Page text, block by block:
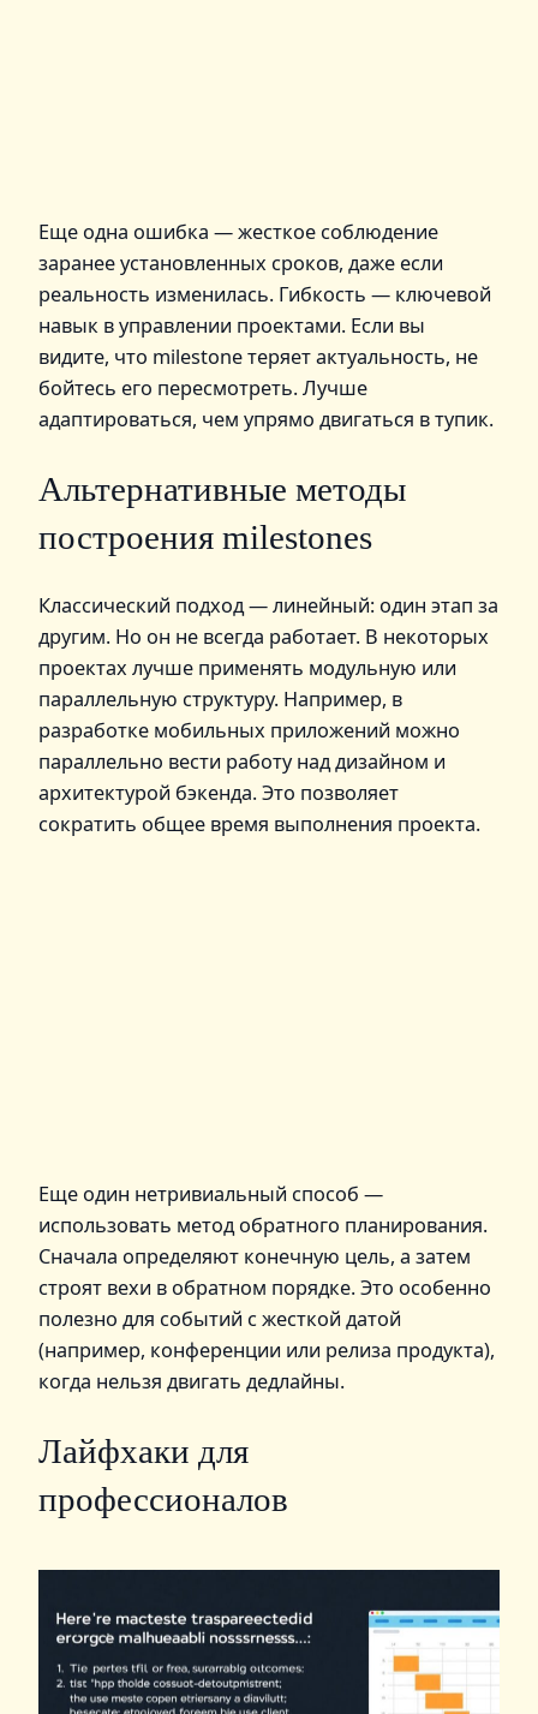
Еще одна ошибка — жесткое соблюдение
заранее установленных сроков, даже если
реальность изменилась. Гибкость — ключевой
навык в управлении проектами. Если вы
видите, что milestone теряет актуальность, не
бойтесь его пересмотреть. Лучше
адаптироваться, чем упрямо двигаться в тупик.
Альтернативные методы
построения milestones
Классический подход — линейный: один этап за
другим. Но он не всегда работает. В некоторых
проектах лучше применять модульную или
параллельную структуру. Например, в
разработке мобильных приложений можно
параллельно вести работу над дизайном и
архитектурой бэкенда. Это позволяет
сократить общее время выполнения проекта.
Еще один нетривиальный способ —
использовать метод обратного планирования.
Сначала определяют конечную цель, а затем
строят вехи в обратном порядке. Это особенно
полезно для событий с жесткой датой
(например, конференции или релиза продукта),
когда нельзя двигать дедлайны.
Лайфхаки для
профессионалов